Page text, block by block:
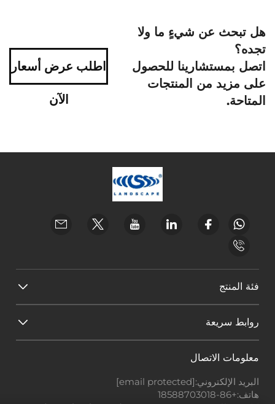
هل تبحث عن شيءٍ ما ولا
تجده؟
اتصل بمستشارينا للحصول
على مزيد من المنتجات
المتاحة.
اطلب عرض أسعار
الآن
فئة المنتج
روابط سريعة
معلومات الاتصال
البريد الإلكتروني:[email protected]
هاتف:+86-18588703018